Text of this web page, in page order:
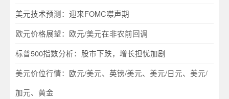
美元技术预测：迎来FOMC噤声期
欧元价格展望：欧元/美元在非农前回调
标普500指数分析：股市下跌，增长担忧加剧
美元价位行情：欧元/美元、英镑/美元、美元/日元、美元/
加元、黄金